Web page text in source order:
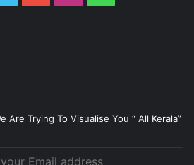
Are Trying To Visualise You “ All Kerala”